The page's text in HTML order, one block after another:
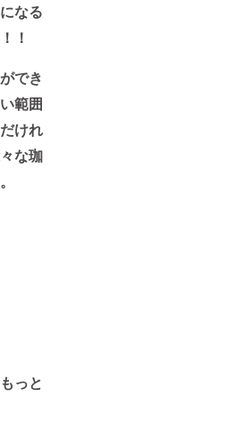
なる
！
でき
範囲
けれ
な珈
っと